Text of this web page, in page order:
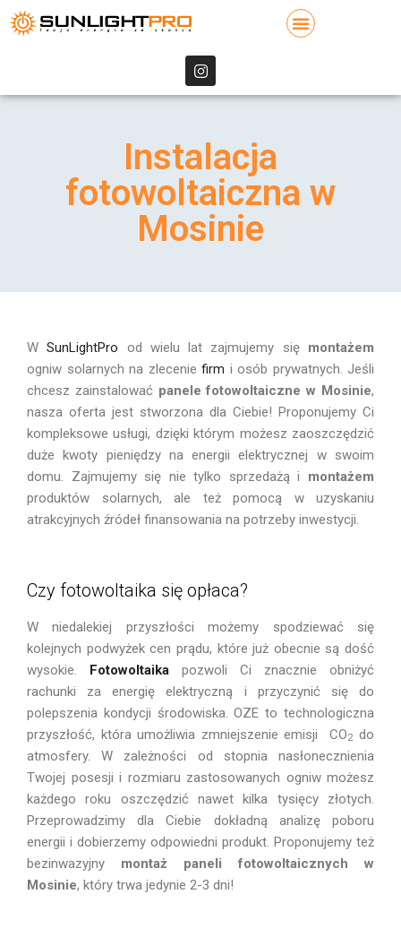
Instalacja
fotowoltaiczna w
Mosinie
WSunLightPro od wielu lat zajmujemy się montażem
ogniw solarnych na zlecenie firm i osób prywatnych. Jeśli
chcesz zainstalować panele fotowoltaiczne w Mosinie,
nasza oferta jest stworzona dla Ciebie! Proponujemy Ci
kompleksowe usługi, dzięki którym możesz zaoszczędzić
duże kwoty pieniędzy na energii elektrycznej w swoim
domu. Zajmujemy się nie tylko sprzedażą i montażem
produktów solarnych, ale też pomocą w uzyskaniu
atrakcyjnych źródeł finansowania na potrzeby inwestycji.
Czy fotowoltaika się opłaca?
W niedalekiej przyszłości możemy spodziewać się
kolejnych podwyżek cen prądu, które już obecnie są dość
wysokie. Fotowoltaika pozwoli Ci znacznie obniżyć
rachunki za energię elektryczną i przyczynić się do
polepszenia kondycji środowiska. OZE to technologiczna
przyszłość, która umożliwia zmniejszenie emisji CO2 do
atmosfery. W zależności od stopnia nasłonecznienia
Twojej posesji i rozmiaru zastosowanych ogniw możesz
każdego roku oszczędzić nawet kilka tysięcy złotych.
Przeprowadzimy dla Ciebie dokładną analizę poboru
energii i dobierzemy odpowiedni produkt. Proponujemy też
bezinwazyjny montaż paneli fotowoltaicznych
w
Mosinie, który trwa jedynie 2-3 dni!